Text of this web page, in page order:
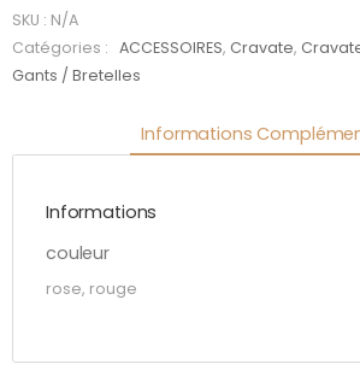
Couleurs
SKU : N/A
Catégories :
ACCESSOIRES, Cravate,
Gants / Bretelles
Informations
Informations
couleur
rose, rouge